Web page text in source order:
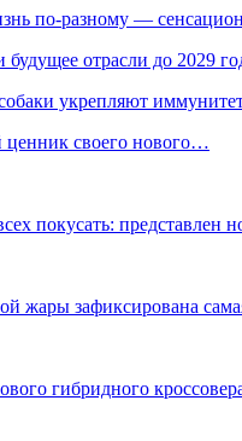
по-разному —
отрасли до 2029
укрепляют
ценник своего нового…
покусать: представлен
жары зафиксирована
гибридного